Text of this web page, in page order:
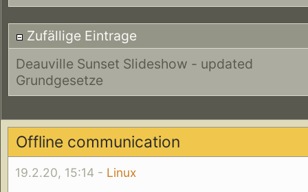
Zufällige Eintrage
Deauville Sunset Slideshow - updated
Grundgesetze
Offline communication
19.2.20, 15:14 - Linux